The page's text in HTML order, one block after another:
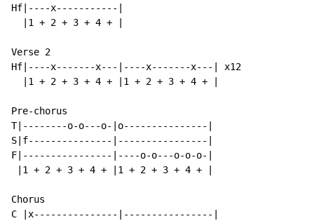
Hf|----x-----------|
  |1 + 2 + 3 + 4 + |
Verse 2
Hf|----x-------x---|----x-------x---| x12
  |1 + 2 + 3 + 4 + |1 + 2 + 3 + 4 + |
Pre-chorus
T|--------o-o---o-|o---------------|
S|f---------------|----------------|
F|----------------|----o-o---o-o-o-|
|1 + 2 + 3 + 4 + |1 + 2 + 3 + 4 + |
Chorus
C |x---------------|----------------|